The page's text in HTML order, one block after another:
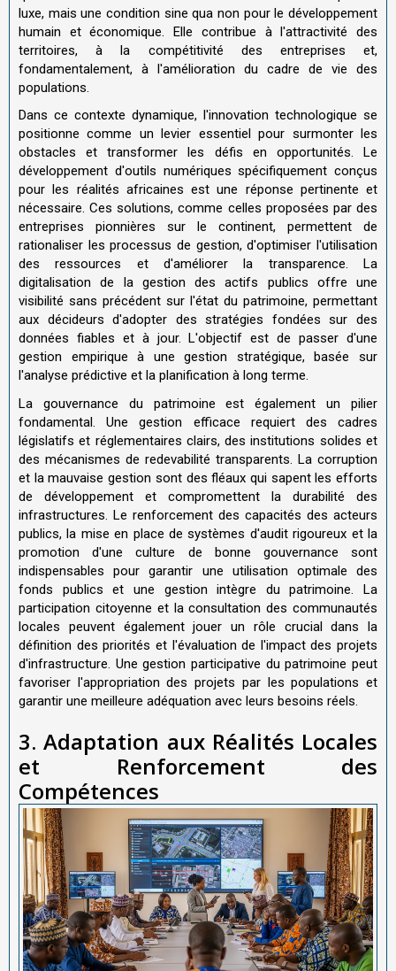
luxe, mais une condition sine qua non pour le développement
humain et économique. Elle contribue à l'attractivité des
territoires, à la compétitivité des entreprises et,
fondamentalement, à l'amélioration du cadre de vie des
populations.
Dans ce contexte dynamique, l'innovation technologique se
positionne comme un levier essentiel pour surmonter les
obstacles et transformer les défis en opportunités. Le
développement d'outils numériques spécifiquement conçus
pour les réalités africaines est une réponse pertinente et
nécessaire. Ces solutions, comme celles proposées par des
entreprises pionnières sur le continent, permettent de
rationaliser les processus de gestion, d'optimiser l'utilisation
des ressources et d'améliorer la transparence. La
digitalisation de la gestion des actifs publics offre une
visibilité sans précédent sur l'état du patrimoine, permettant
aux décideurs d'adopter des stratégies fondées sur des
données fiables et à jour. L'objectif est de passer d'une
gestion empirique à une gestion stratégique, basée sur
l'analyse prédictive et la planification à long terme.
La gouvernance du patrimoine est également un pilier
fondamental. Une gestion efficace requiert des cadres
législatifs et réglementaires clairs, des institutions solides et
des mécanismes de redevabilité transparents. La corruption
et la mauvaise gestion sont des fléaux qui sapent les efforts
de développement et compromettent la durabilité des
infrastructures. Le renforcement des capacités des acteurs
publics, la mise en place de systèmes d'audit rigoureux et la
promotion d'une culture de bonne gouvernance sont
indispensables pour garantir une utilisation optimale des
fonds publics et une gestion intègre du patrimoine. La
participation citoyenne et la consultation des communautés
locales peuvent également jouer un rôle crucial dans la
définition des priorités et l'évaluation de l'impact des projets
d'infrastructure. Une gestion participative du patrimoine peut
favoriser l'appropriation des projets par les populations et
garantir une meilleure adéquation avec leurs besoins réels.
3. Adaptation aux Réalités Locales
et Renforcement des
Compétences